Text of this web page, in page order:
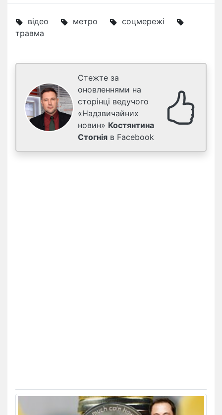
відео метро
соцмережі
травма
Стежте за
оновленнями на
сторінці ведучого
«Надзвичайних
новин» Костянтина
Стогнія в Facebook